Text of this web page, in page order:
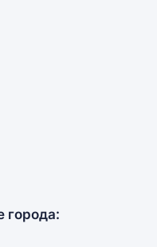
города: